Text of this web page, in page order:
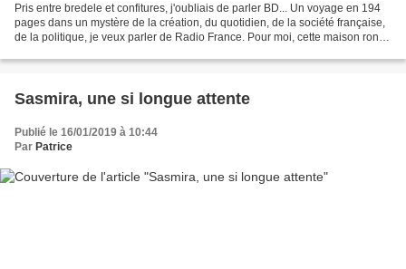
Pris entre bredele et confitures, j'oubliais de parler BD... Un voyage en 194
pages dans un mystère de la création, du quotidien, de la société française,
de la politique, je veux parler de Radio France. Pour moi, cette maison ronde
Sasmira, une si longue attente
Publié le 16/01/2019 à 10:44
Par Patrice